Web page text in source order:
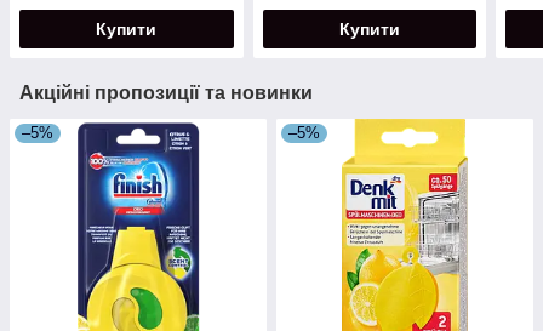
Купити Купити
Акційні пропозиції та новинки
–5% –5%